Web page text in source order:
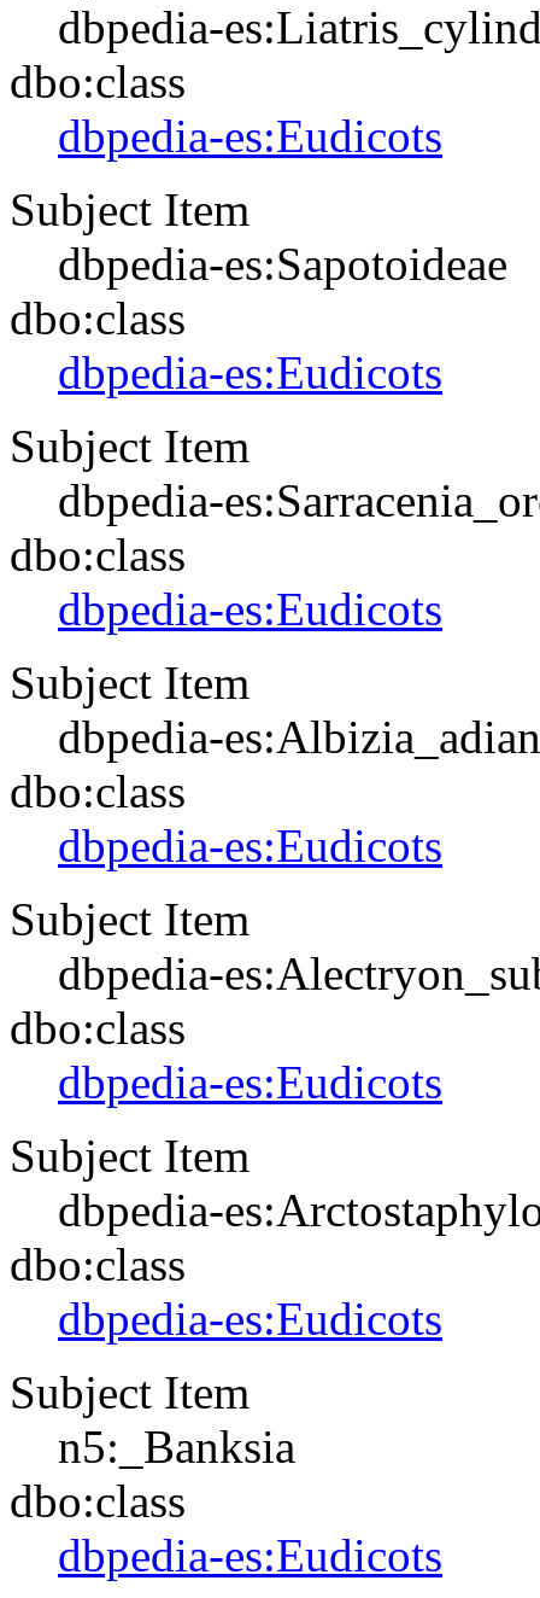
dbpedia-
dbo:class
dbpedia-es:Eudicots
Subject Item
dbpedia-es:Sapotoideae
dbo:class
dbpedia-es:Eudicots
Subject Item
dbpedia-
dbo:class
dbpedia-es:Eudicots
Subject Item
dbpedia-
dbo:class
dbpedia-es:Eudicots
Subject Item
dbpedia-
dbo:class
dbpedia-es:Eudicots
Subject Item
dbpedia-
dbo:class
dbpedia-es:Eudicots
Subject Item
n5:_Banksia
dbo:class
dbpedia-es:Eudicots